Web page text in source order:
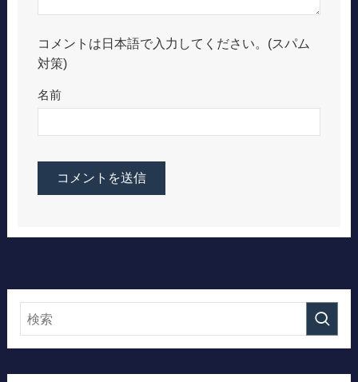
コメントは日本語で入力してください。(スパム
対策)
名前